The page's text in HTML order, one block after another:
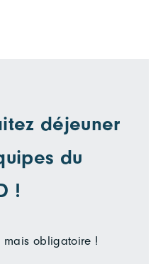
déjeuner
du
!
mais obligatoire !